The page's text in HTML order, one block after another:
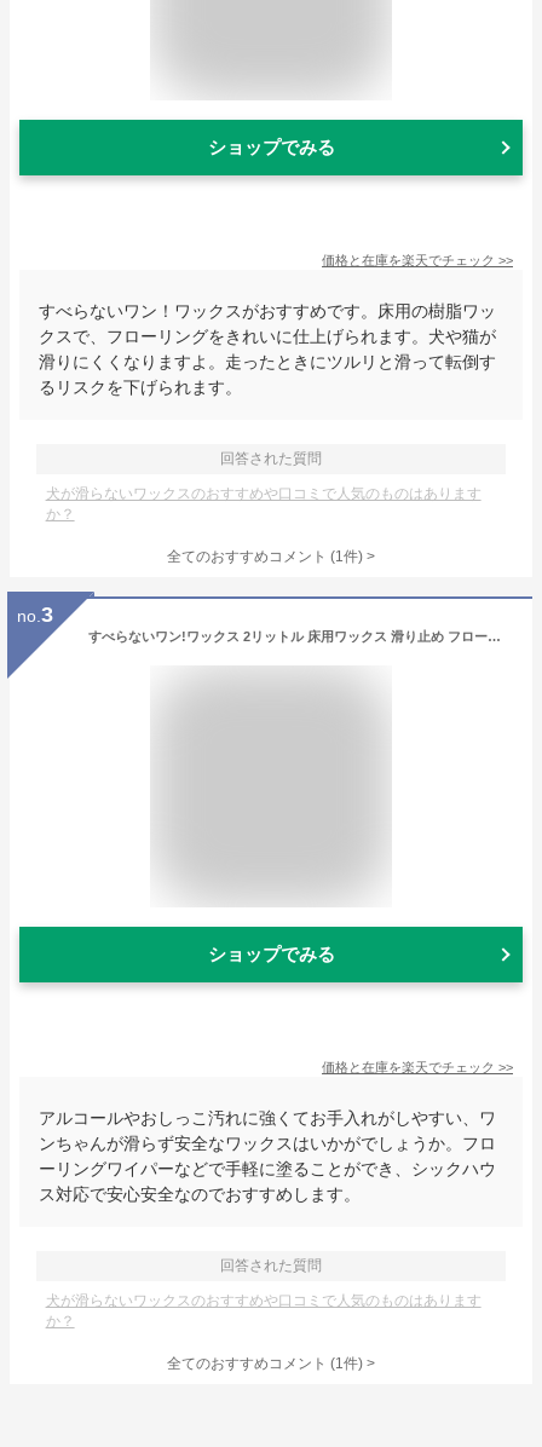
ショップでみる
価格と在庫を楽天でチェック >>
すべらないワン！ワックスがおすすめです。床用の樹脂ワッ
クスで、フローリングをきれいに仕上げられます。犬や猫が
滑りにくくなりますよ。走ったときにツルリと滑って転倒す
るリスクを下げられます。
回答された質問
犬が滑らないワックスのおすすめや口コミで人気のものはあります
か？
全てのおすすめコメント (1件) >
no. 3
すべらないワン!ワックス 2リットル 床用ワックス 滑り止め フローリング 床 クッションフロア タイル ワックス オーブ・テック
ショップでみる
価格と在庫を楽天でチェック >>
アルコールやおしっこ汚れに強くてお手入れがしやすい、ワ
ンちゃんが滑らず安全なワックスはいかがでしょうか。フロ
ーリングワイパーなどで手軽に塗ることができ、シックハウ
ス対応で安心安全なのでおすすめします。
回答された質問
犬が滑らないワックスのおすすめや口コミで人気のものはあります
か？
全てのおすすめコメント (1件) >